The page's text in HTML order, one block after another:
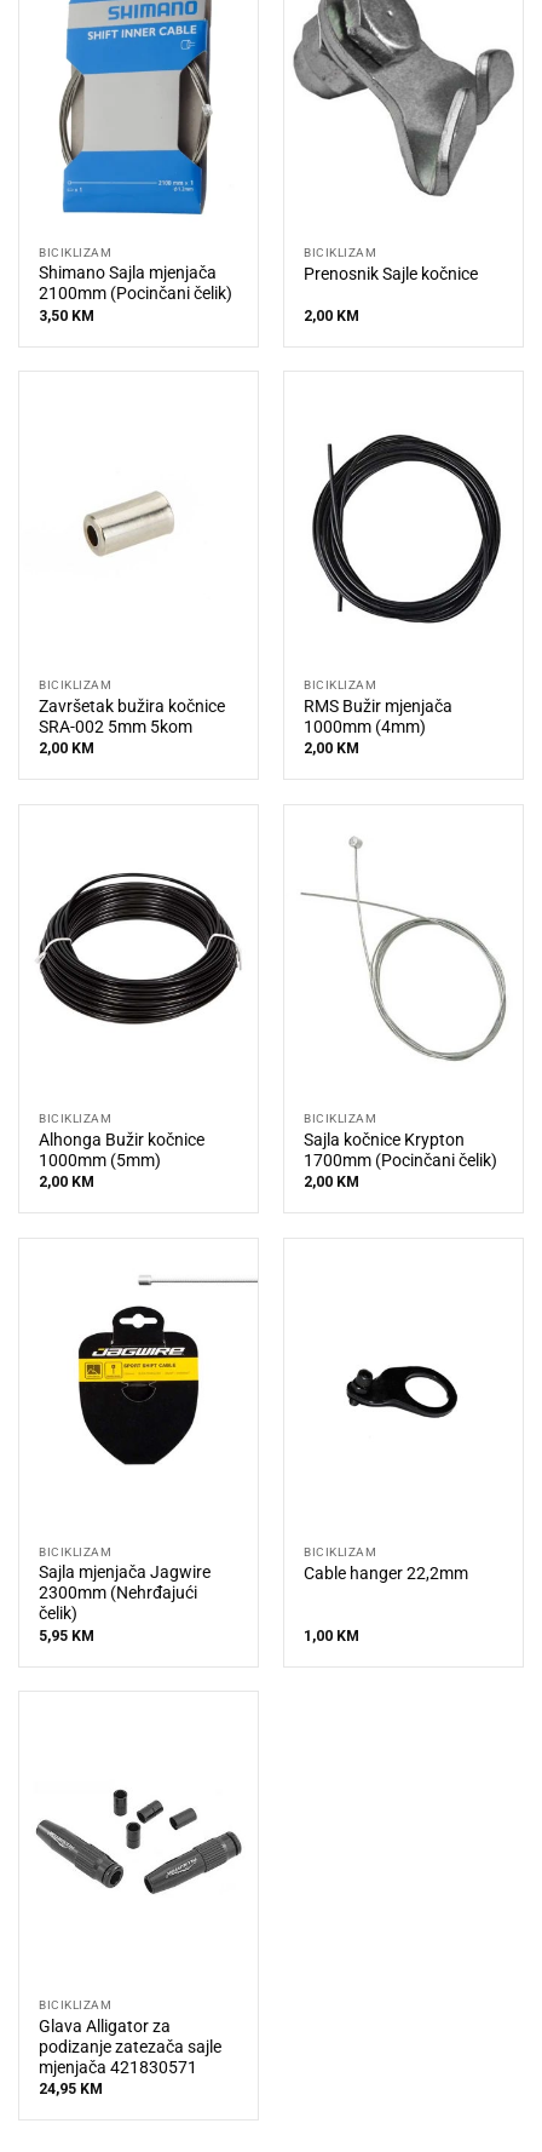
BICIKLIZAM
Shimano Sajla mjenjača
2100mm (Pocinčani čelik)
3,50 KM
BICIKLIZAM
Prenosnik Sajle kočnice
2,00 KM
BICIKLIZAM
Završetak bužira kočnice
SRA-002 5mm 5kom
2,00 KM
BICIKLIZAM
RMS Bužir mjenjača
1000mm (4mm)
2,00 KM
BICIKLIZAM
Alhonga Bužir kočnice
1000mm (5mm)
2,00 KM
BICIKLIZAM
Sajla kočnice Krypton
1700mm (Pocinčani čelik)
2,00 KM
BICIKLIZAM
Sajla mjenjača Jagwire
2300mm (Nehrđajući
čelik)
5,95 KM
BICIKLIZAM
Cable hanger 22,2mm
1,00 KM
BICIKLIZAM
Glava Alligator za
podizanje zatezača sajle
mjenjača 421830571
24,95 KM